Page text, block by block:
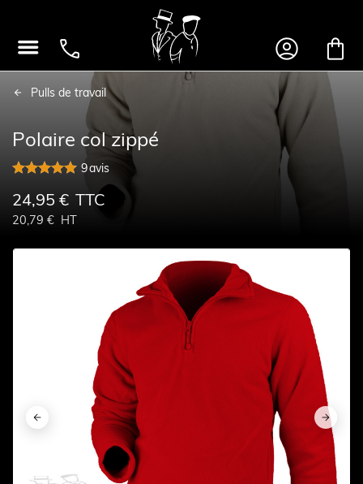
   
Pulls de travail
Polaire col zippé
9avis
24,95 € TTC
20,79 € HT
 
 